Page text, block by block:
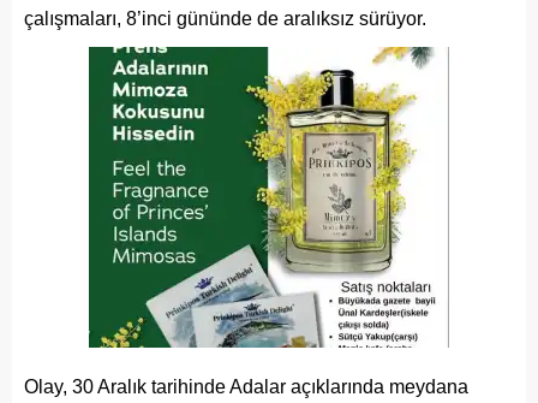
çalışmaları, 8’inci gününde de aralıksız sürüyor.
Olay, 30 Aralık tarihinde Adalar açıklarında meydana